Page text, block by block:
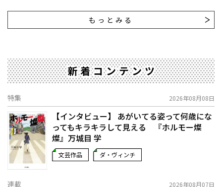
もっとみる
新着コンテンツ
特集 2026年08月08日
【インタビュー】 あがいてる姿って何歳にな
ってもキラキラして見える 『ホルモー燦
燦』万城目 学
文芸作品 ダ・ヴィンチ
連載 2026年08月07日